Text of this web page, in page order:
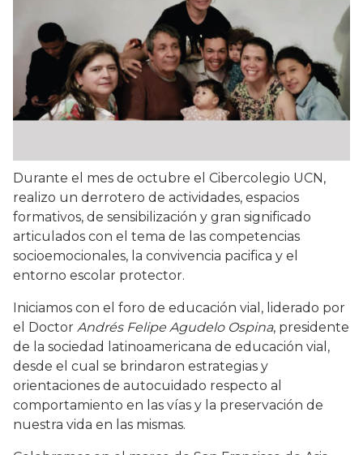
Durante el mes de octubre el Cibercolegio UCN,
realizo un derrotero de actividades, espacios
formativos, de sensibilización y gran significado
articulados con el tema de las competencias
socioemocionales, la convivencia pacifica y el
entorno escolar protector.
Iniciamos con el foro de educación vial, liderado por
el Doctor Andrés Felipe Agudelo Ospina, presidente
de la sociedad latinoamericana de educación vial,
desde el cual se brindaron estrategias y
orientaciones de autocuidado respecto al
comportamiento en las vías y la preservación de
nuestra vida en las mismas.